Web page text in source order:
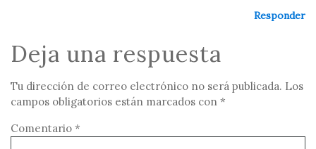
Responder
Deja una respuesta
Tu dirección de correo electrónico no será publicada. Los
campos obligatorios están marcados con *
Comentario *